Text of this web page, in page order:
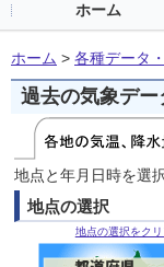
ホーム
ホーム > 各種データ
過去の気象デー
地点と年月日時を選
地点の選択
地点の選択をクリ